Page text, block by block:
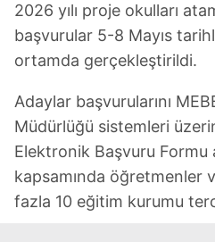
2026 yılı proje okulları
başvurular 5-8 Mayıs
ortamda gerçekleştirildi.
Adaylar başvurularını
Müdürlüğü sistemleri
Elektronik Başvuru Formu
kapsamında öğretmenler
fazla 10 eğitim kurumu